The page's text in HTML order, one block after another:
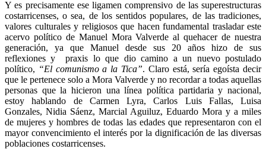
Y es precisamente ese ligamen comprensivo de las superestructuras
costarricenses, o sea, de los sentidos populares, de las tradiciones,
valores culturales y religiosos que hacen fundamental trasladar este
acervo político de Manuel Mora Valverde al quehacer de nuestra
generación, ya que Manuel desde sus 20 años hizo de sus
reflexiones y praxis lo que dio camino a un nuevo postulado
político, “El comunismo a la Tica”. Claro está, sería egoísta decir
que le pertenece solo a Mora Valverde y no recordar a todas aquellas
personas que la hicieron una línea política partidaria y nacional,
estoy hablando de Carmen Lyra, Carlos Luis Fallas, Luisa
Gonzales, Nidia Sáenz, Marcial Aguiluz, Eduardo Mora y a miles
de mujeres y hombres de todas las edades que representaron con el
mayor convencimiento el interés por la dignificación de las diversas
poblaciones costarricenses.